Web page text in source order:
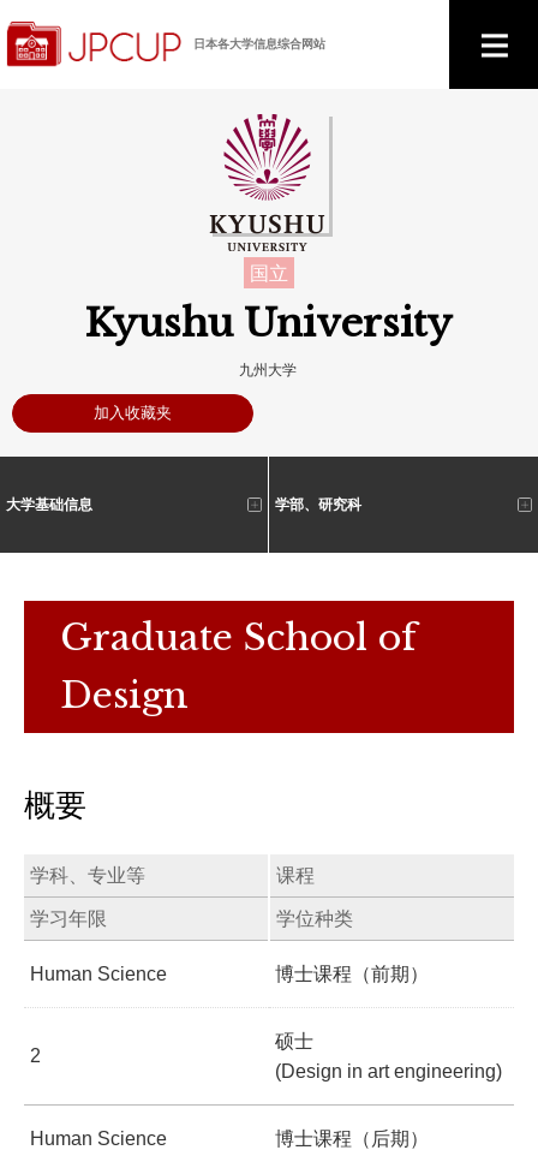
日本各大学信息综合网站
国立
Kyushu University
九州大学
加入收藏夹
大学基础信息 学部、研究科
Graduate School of
Design
概要
学科、专业等 课程
学习年限 学位种类
Human Science 博士课程（前期）
2
硕士
(Design in art engineering)
Human Science 博士课程（后期）